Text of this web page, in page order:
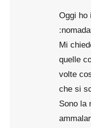
Oggi ho
Mi
quelle
volte
che si
Sono la